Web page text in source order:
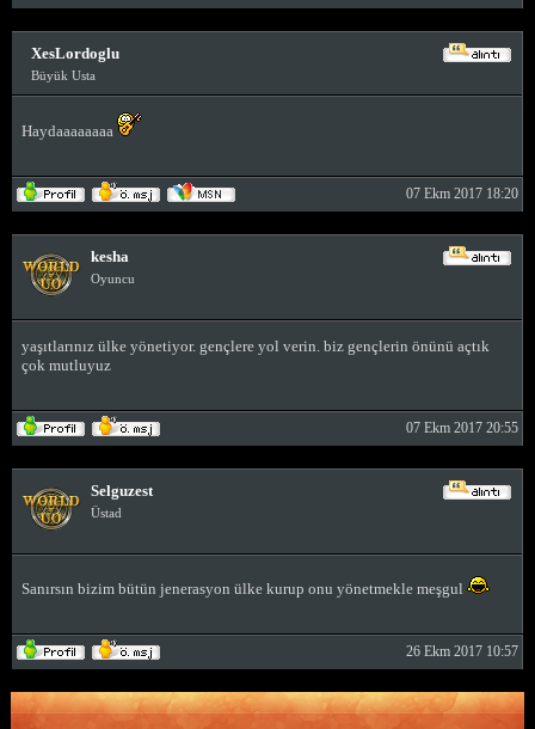
XesLordoglu
Büyük Usta
Haydaaaaaaaa
07 Ekm 2017 18:20
kesha
Oyuncu
yaşıtlarınız ülke yönetiyor. gençlere yol verin. biz gençlerin önünü açtık
çok mutluyuz
07 Ekm 2017 20:55
Selguzest
Üstad
Sanırsın bizim bütün jenerasyon ülke kurup onu yönetmekle meşgul
26 Ekm 2017 10:57